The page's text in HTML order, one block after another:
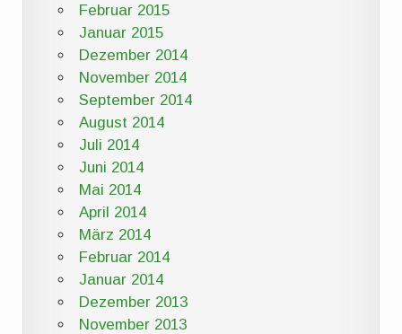
Februar 2015
Januar 2015
Dezember 2014
November 2014
September 2014
August 2014
Juli 2014
Juni 2014
Mai 2014
April 2014
März 2014
Februar 2014
Januar 2014
Dezember 2013
November 2013